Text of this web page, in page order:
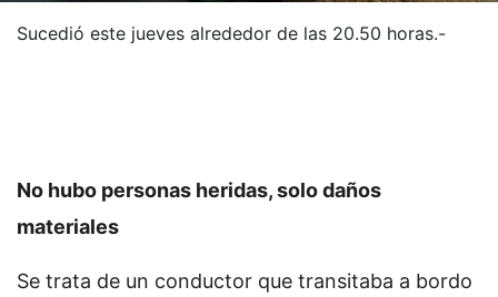
Sucedió este jueves alrededor de las 20.50 horas.-
No hubo personas heridas, solo daños
materiales
Se trata de un conductor que transitaba a bordo